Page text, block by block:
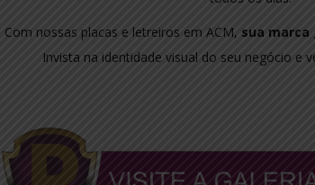
Com nossas placas e letreiros em ACM, sua marca
Invista na identidade visual do seu negócio e